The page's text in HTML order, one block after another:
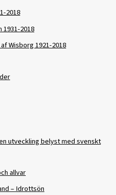
2018
1931-2018
Wisborg 1921-2018
utveckling belyst med svenskt
allvar
– Idrottsön